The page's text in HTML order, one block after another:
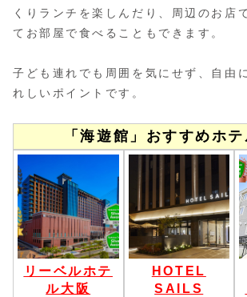
くりランチを楽しんだり、周辺のお店
てお部屋で食べることもできます。
子ども連れでも周囲を気にせず、自由
れしいポイントです。
「海遊館」おすすめホ
リーベルホテ
ル大阪
HOTEL
SAILS